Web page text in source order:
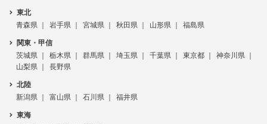
東北
青森県
岩手県 宮城県 秋田県 山形県 福島県
関東・甲信
茨城県
栃木県 群馬県 埼玉県 千葉県 東京都
神奈川県
山梨県
長野県
北陸
新潟県
富山県 石川県 福井県
東海